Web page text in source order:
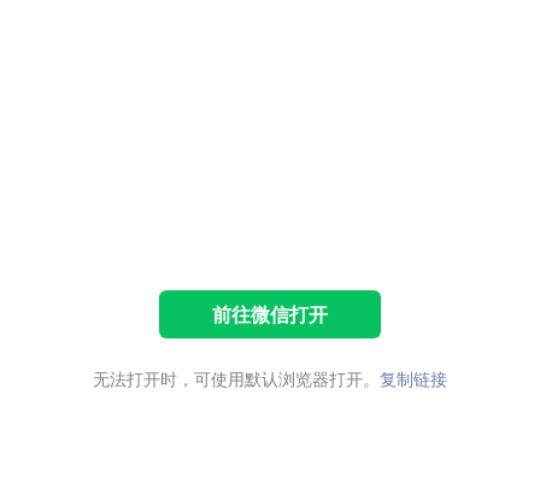
前往微信打开
无法打开时，可使用默认浏览器打开。 复制链接